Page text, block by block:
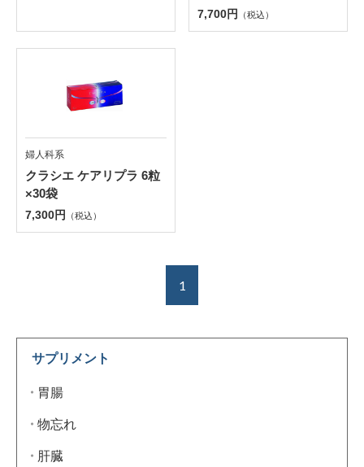
7,700円 （税込）
婦人科系
クラシエ ケアリプラ 6粒
×30袋
7,300円 （税込）
1
サプリメント
胃腸
物忘れ
肝臓